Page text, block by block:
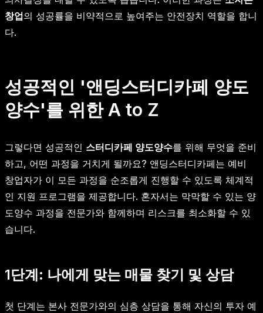
창업의 성공률을 비약적으로 높여주는 안전장치 역할을 합니
다.
성공적인 '앤딩스터디카페 양도
양수'를 위한 A to Z
그렇다면 성공적인 스터디카페 양도양수를 위해 무엇을 준비
하고, 어떤 과정을 거치게 될까요? 앤딩스터디카페는 예비
창업자가 이 모든 과정을 순조롭게 진행할 수 있도록 체계적
인 지원 프로그램을 제공합니다. 혼자서는 막막할 수 있는 양
도양수 과정을 전문가와 함께하며 리스크를 최소화할 수 있
습니다.
1단계: 나에게 맞는 매물 찾기 및 상담
첫 단계는 본사 전문가와의 심층 상담을 통해 자신의 투자 예